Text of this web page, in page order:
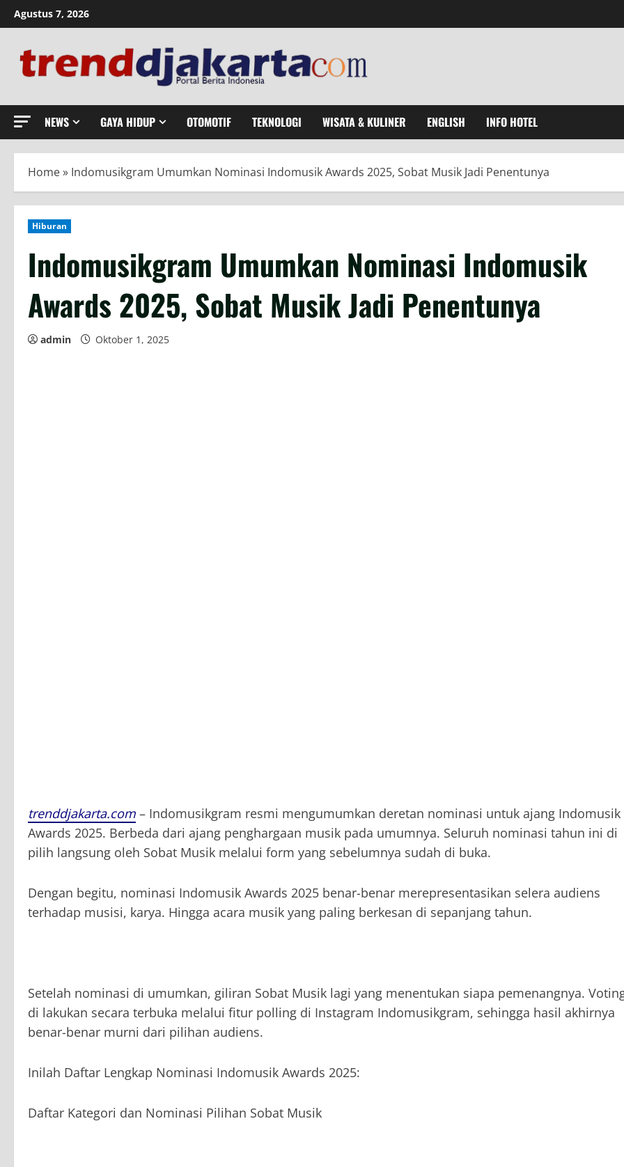
Skip
to
Agustus 7, 2026
NEWS GAYA HIDUP OTOMOTIF TEKNOLOGI WISATA & KULINER ENGLISH INFO HOTEL
Home» Indomusikgram Umumkan Nominasi Indomusik Awards 2025, Sobat Musik Jadi Penentunya
Hiburan
Indomusikgram Umumkan Nominasi Indomusik
Awards 2025, Sobat Musik Jadi Penentunya
admin Oktober 1, 2025
trenddjakarta.com – Indomusikgram resmi mengumumkan deretan nominasi untuk ajang Indomusik
Awards 2025. Berbeda dari ajang penghargaan musik pada umumnya. Seluruh nominasi tahun ini di
pilih langsung oleh Sobat Musik melalui form yang sebelumnya sudah di buka.
Dengan begitu, nominasi Indomusik Awards 2025 benar-benar merepresentasikan selera audiens
terhadap musisi, karya. Hingga acara musik yang paling berkesan di sepanjang tahun.
Setelah nominasi di umumkan, giliran Sobat Musik lagi yang menentukan siapa pemenangnya.
di lakukan secara terbuka melalui fitur polling di Instagram Indomusikgram, sehingga hasil akhirnya
benar-benar murni dari pilihan audiens.
Inilah Daftar Lengkap Nominasi Indomusik Awards 2025:
Daftar Kategori dan Nominasi Pilihan Sobat Musik